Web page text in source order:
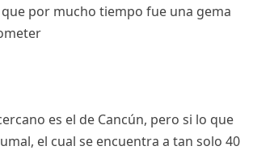
por mucho tiempo fue una gema
es el de Cancún, pero si lo que
el cual se encuentra a tan solo 40